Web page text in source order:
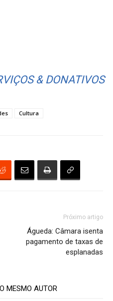
& DONATIVOS
Cultura
Próximo artigo
Águeda: Câmara isenta
pagamento de taxas de
esplanadas
MESMO AUTOR